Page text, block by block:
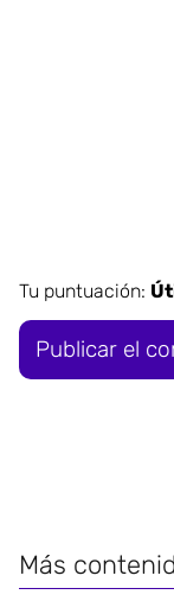
Tu puntuación:
Más